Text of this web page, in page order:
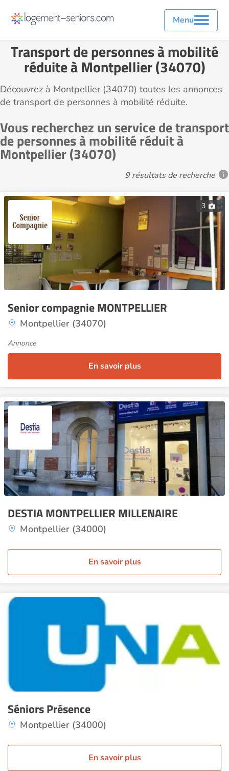
Menu
Transport de personnes à mobilité
réduite à Montpellier (34070)
Découvrez à Montpellier (34070) toutes les annonces
de transport de personnes à mobilité réduite.
Vous recherchez un service de transport
de personnes à mobilité réduit à
Montpellier (34070)
9 résultats de recherche
3
Senior compagnie MONTPELLIER
Montpellier (34070)
Annonce
En savoir plus
DESTIA MONTPELLIER MILLENAIRE
Montpellier (34000)
En savoir plus
Séniors Présence
Montpellier (34000)
En savoir plus